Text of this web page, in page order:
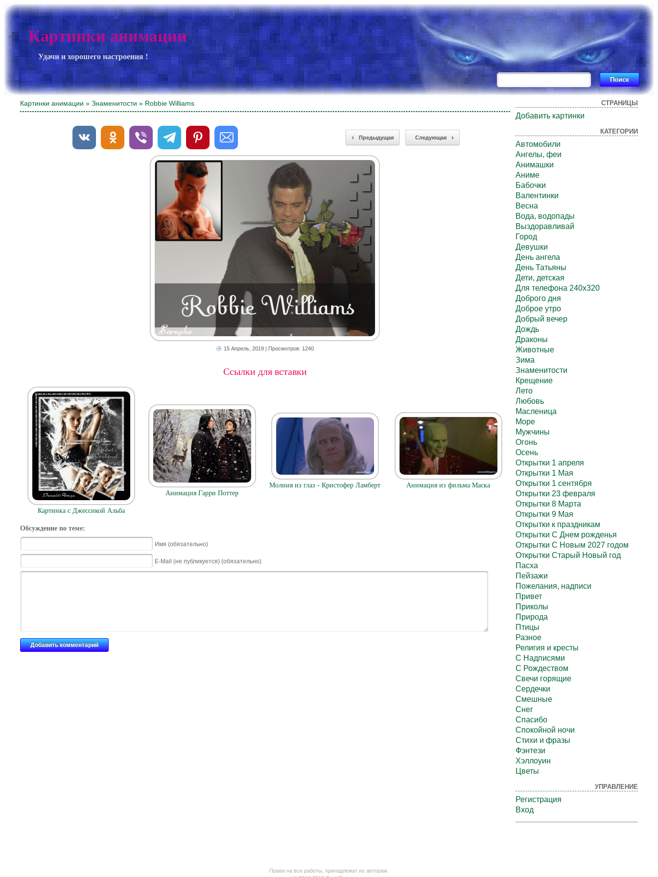
Картинки анимации
Удачи и хорошего настроения !
Картинки анимации »Знаменитости » Robbie Williams
Предыдущая Следующая
15 Апрель, 2019| Просмотров: 1240
Ссылки для вставки
Картинка с Джессикой Альба
Анимация Гарри Поттер
Молния из глаз - Кристофер Ламберт Анимация из фильма Маска
Обсуждение по теме:
Имя (обязательно)
E-Mail (не публикуется) (обязательно)
СТРАНИЦЫ
Добавить картинки
КАТЕГОРИИ
Автомобили
Ангелы, феи
Анимашки
Аниме
Бабочки
Валентинки
Весна
Вода, водопады
Выздоравливай
Город
Девушки
День ангела
День Татьяны
Дети, детская
Для телефона 240х320
Доброго дня
Доброе утро
Добрый вечер
Дождь
Драконы
Животные
Зима
Знаменитости
Крещение
Лето
Любовь
Масленица
Море
Мужчины
Огонь
Осень
Открытки 1 апреля
Открытки 1 Мая
Открытки 1 сентября
Открытки 23 февраля
Открытки 8 Марта
Открытки 9 Мая
Открытки к праздникам
Открытки С Днем рожденья
Открытки С Новым 2027 годом
Открытки Старый Новый год
Пасха
Пейзажи
Пожелания, надписи
Привет
Приколы
Природа
Птицы
Разное
Религия и кресты
С Надписями
С Рождеством
Свечи горящие
Сердечки
Смешные
Снег
Спасибо
Спокойной ночи
Стихи и фразы
Фэнтези
Хэллоуин
Цветы
УПРАВЛЕНИЕ
Регистрация
Вход
Права на все работы, принадлежат их авторам.